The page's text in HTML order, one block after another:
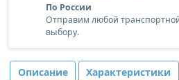
По России
Отправим любой
выбору.
Описание Характеристики